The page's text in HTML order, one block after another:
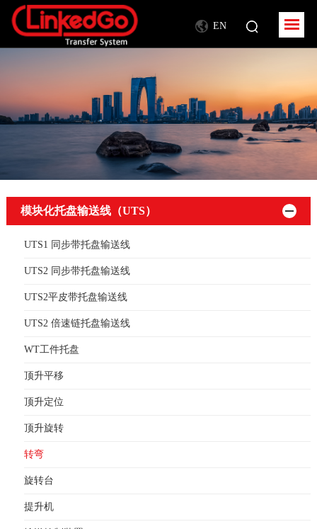
EN
模块化托盘输送线（UTS）
UTS1 同步带托盘输送线
UTS2 同步带托盘输送线
UTS2平皮带托盘输送线
UTS2 倍速链托盘输送线
WT工件托盘
顶升平移
顶升定位
顶升旋转
转弯
旋转台
提升机